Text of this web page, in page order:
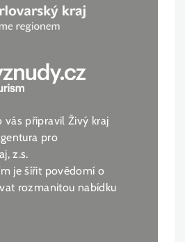
vás připravil Živý kraj
pro
z.s.
je šířit povědomí o
rozmanitou nabídku